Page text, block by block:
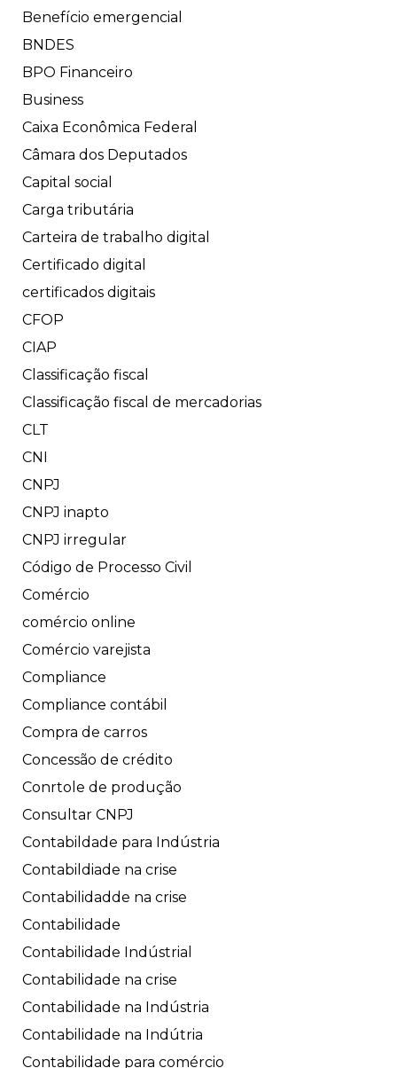
Benefício emergencial
BNDES
BPO Financeiro
Business
Caixa Econômica Federal
Câmara dos Deputados
Capital social
Carga tributária
Carteira de trabalho digital
Certificado digital
certificados digitais
CFOP
CIAP
Classificação fiscal
Classificação fiscal de mercadorias
CLT
CNI
CNPJ
CNPJ inapto
CNPJ irregular
Código de Processo Civil
Comércio
comércio online
Comércio varejista
Compliance
Compliance contábil
Compra de carros
Concessão de crédito
Conrtole de produção
Consultar CNPJ
Contabildade para Indústria
Contabildiade na crise
Contabilidadde na crise
Contabilidade
Contabilidade Indústrial
Contabilidade na crise
Contabilidade na Indústria
Contabilidade na Indútria
Contabilidade para comércio